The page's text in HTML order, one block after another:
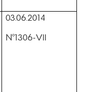
03.06.2014
№1306-VII